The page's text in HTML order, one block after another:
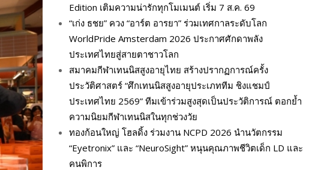
Edition เติมความน่ารักทุกโมเมนต์ เริ่ม 7 ส.ค. 69
“เก่ง ธชย” ควง “อาร์ต อารยา” ร่วมเทศกาลระดับโลก
WorldPride Amsterdam 2026 ประกาศศักดาพลัง
ประเทศไทยสู่สายตาชาวโลก
สมาคมกีฬาเทนนิสสูงอายุไทย สร้างปรากฏการณ์ครั้ง
ประวัติศาสตร์ “ศึกเทนนิสสูงอายุประเภททีม ชิงแชมป์
ประเทศไทย 2569” ทีมเข้าร่วมสูงสุดเป็นประวัติการณ์ ตอกย้ำ
ความนิยมกีฬาเทนนิสในทุกช่วงวัย
ทองก้อนใหญ่ โฮลดิ้ง ร่วมงาน NCPD 2026 นำนวัตกรรม
“Eyetronix” และ “NeuroSight” หนุนคุณภาพชีวิตเด็ก LD และ
คนพิการ